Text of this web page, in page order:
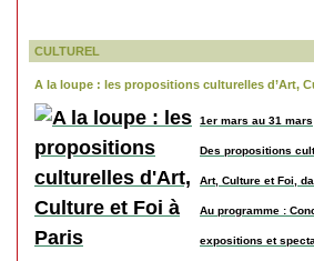
CULTUREL
A la loupe : les propositions culturelles d’Art,
1er mars au 31 mars
Des propositions
Art, Culture et Foi,
Au programme :
expositions et